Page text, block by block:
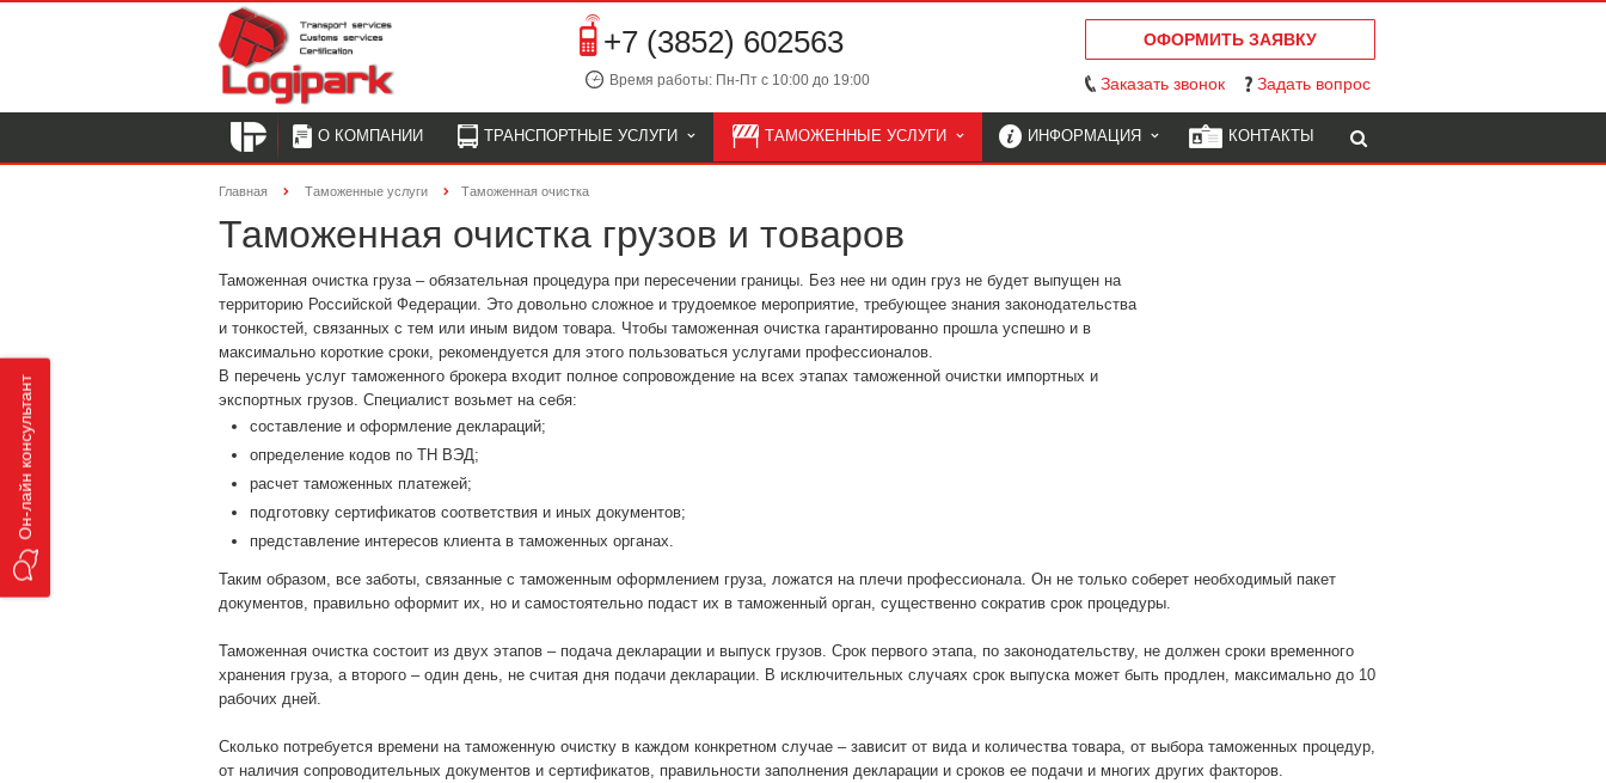
+7 (3852) 602563
Время работы: Пн-Пт с 10:00 до 19:00
ОФОРМИТЬ ЗАЯВКУ
Заказать звонок Задать вопрос
О КОМПАНИИ ТРАНСПОРТНЫЕ УСЛУГИ ТАМОЖЕННЫЕ УСЛУГИ ИНФОРМАЦИЯ КОНТАКТЫ
Главная Таможенные услуги Таможенная очистка
Таможенная очистка грузов и товаров
Таможенная очистка груза – обязательная процедура при пересечении границы. Без нее ни один груз не будет выпущен на
территорию Российской Федерации. Это довольно сложное и трудоемкое мероприятие, требующее знания законодательства
и тонкостей, связанных с тем или иным видом товара. Чтобы таможенная очистка гарантированно прошла успешно и в
максимально короткие сроки, рекомендуется для этого пользоваться услугами профессионалов.
В перечень услуг таможенного брокера входит полное сопровождение на всех этапах таможенной очистки импортных и
экспортных грузов. Специалист возьмет на себя:
составление и оформление деклараций;
определение кодов по ТН ВЭД;
расчет таможенных платежей;
подготовку сертификатов соответствия и иных документов;
представление интересов клиента в таможенных органах.
Таким образом, все заботы, связанные с таможенным оформлением груза, ложатся на плечи профессионала. Он не только соберет необходимый пакет
документов, правильно оформит их, но и самостоятельно подаст их в таможенный орган, существенно сократив срок процедуры.
Таможенная очистка состоит из двух этапов – подача декларации и выпуск грузов. Срок первого этапа, по законодательству, не должен сроки временного
хранения груза, а второго – один день, не считая дня подачи декларации. В исключительных случаях срок выпуска может быть продлен, максимально до 10
рабочих дней.
Сколько потребуется времени на таможенную очистку в каждом конкретном случае – зависит от вида и количества товара, от выбора таможенных процедур,
от наличия сопроводительных документов и сертификатов, правильности заполнения декларации и сроков ее подачи и многих других факторов.
Он-лайн консультант